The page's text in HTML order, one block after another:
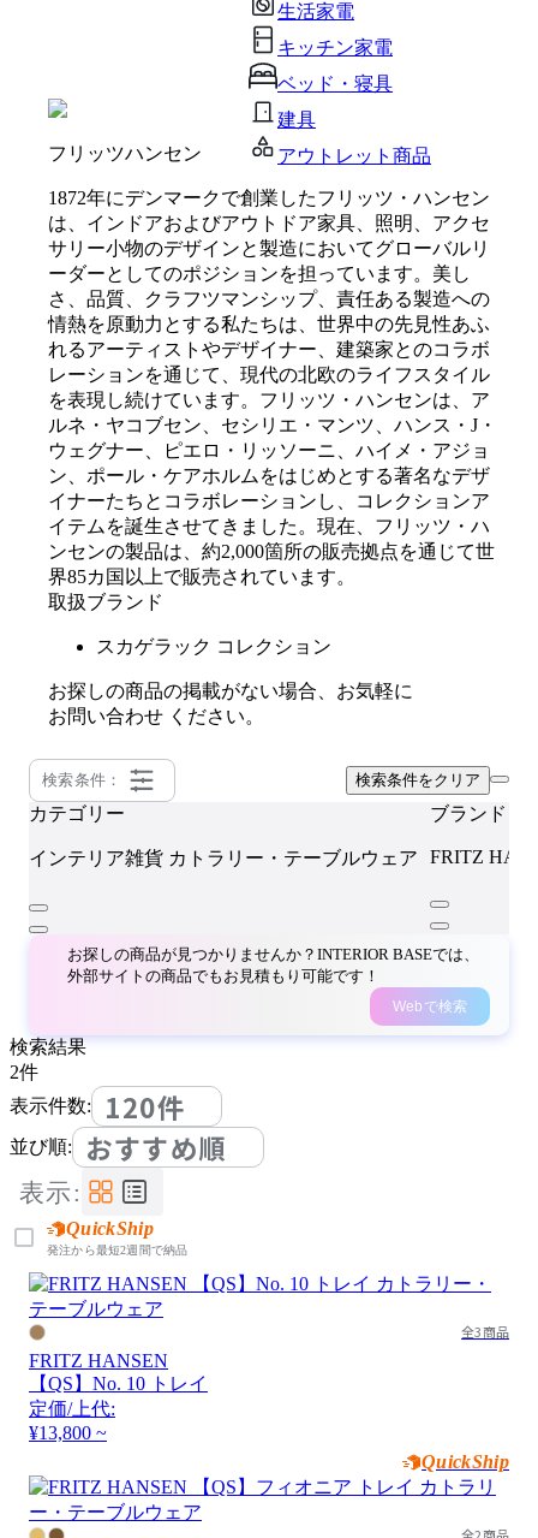
生活家電
キッチン家電
ベッド・寝具
建具
アウトレット商品
フリッツハンセン
1872年にデンマークで創業したフリッツ・ハンセン
は、インドアおよびアウトドア家具、照明、アクセ
サリー小物のデザインと製造においてグローバルリ
ーダーとしてのポジションを担っています。美し
さ、品質、クラフツマンシップ、責任ある製造への
情熱を原動力とする私たちは、世界中の先見性あふ
れるアーティストやデザイナー、建築家とのコラボ
レーションを通じて、現代の北欧のライフスタイル
を表現し続けています。フリッツ・ハンセンは、ア
ルネ・ヤコブセン、セシリエ・マンツ、ハンス・J・
ウェグナー、ピエロ・リッソーニ、ハイメ・アジョ
ン、ポール・ケアホルムをはじめとする著名なデザ
イナーたちとコラボレーションし、コレクションア
イテムを誕生させてきました。現在、フリッツ・ハ
ンセンの製品は、約2,000箇所の販売拠点を通じて世
界85カ国以上で販売されています。
取扱ブランド
スカゲラック コレクション
お探しの商品の掲載がない場合、お気軽に
お問い合わせ ください。
検索条件： 検索条件をクリア
カテゴリー
インテリア雑貨 カトラリー・テーブルウェア
ブランド
FRITZ
お探しの商品が見つかりませんか？INTERIOR BASEでは、
外部サイトの商品でもお見積もり可能です！
Webで検索
検索結果
2件
表示件数:
120件
並び順: おすすめ順
表示:
QuickShip
発注から最短2週間で納品
全3商品
FRITZ HANSEN
【QS】No. 10 トレイ
定価/上代:
¥13,800 ~
QuickShip